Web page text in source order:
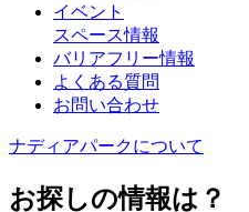
イベント
スペース情報
バリアフリー情報
よくある質問
お問い合わせ
ナディアパークについて
お探しの情報は？